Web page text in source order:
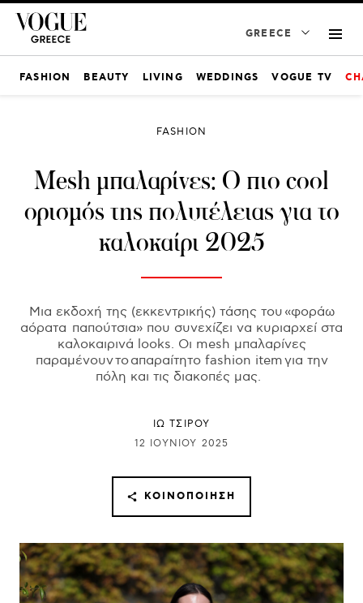
GREECE
FASHION BEAUTY LIVING WEDDINGS VOGUE TV
FASHION
Mesh μπαλαρίνες: Ο πιο cool
ορισμός της πολυτέλειας για το
καλοκαίρι 2025
Μια εκδοχή της (εκκεντρικής) τάσης του «φοράω
αόρατα παπούτσια» που συνεχίζει να κυριαρχεί στα
καλοκαιρινά looks. Οι mesh μπαλαρίνες
παραμένουν το απαραίτητο fashion item για την
πόλη και τις διακοπές μας.
ΙΩ ΤΣΙΡΟΥ
12 ΙΟΥΝΊΟΥ 2025
ΚΟΙΝΟΠΟΊΗΣΗ